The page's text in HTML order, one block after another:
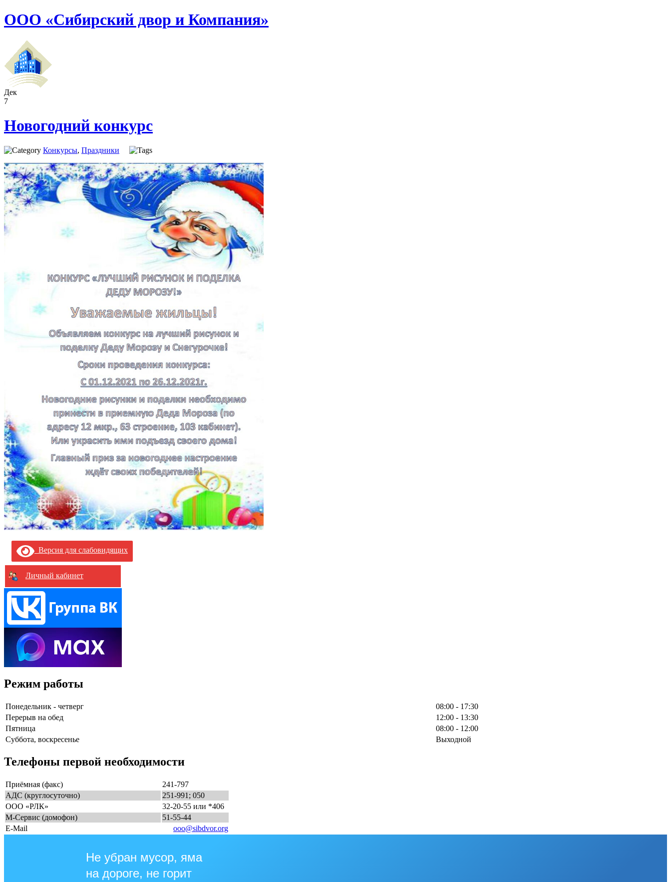
ООО «Сибирский двор и Компания»
Дек
7
Новогодний конкурс
Конкурсы, Праздники
Версия для слабовидящих
Личный кабинет
Режим работы
Понедельник - четверг
08:00 - 17:30
Перерыв на обед
12:00 - 13:30
Пятница
08:00 - 12:00
Суббота, воскресенье
Выходной
Телефоны первой необходимости
Приёмная (факс)
241-797
АДС (круглосуточно)
251-991; 050
ООО «РЛК»
32-20-55 или *406
М-Сервис (домофон)
51-55-44
E-Mail
ooo@sibdvor.org
Не убран мусор, яма
на дороге, не горит